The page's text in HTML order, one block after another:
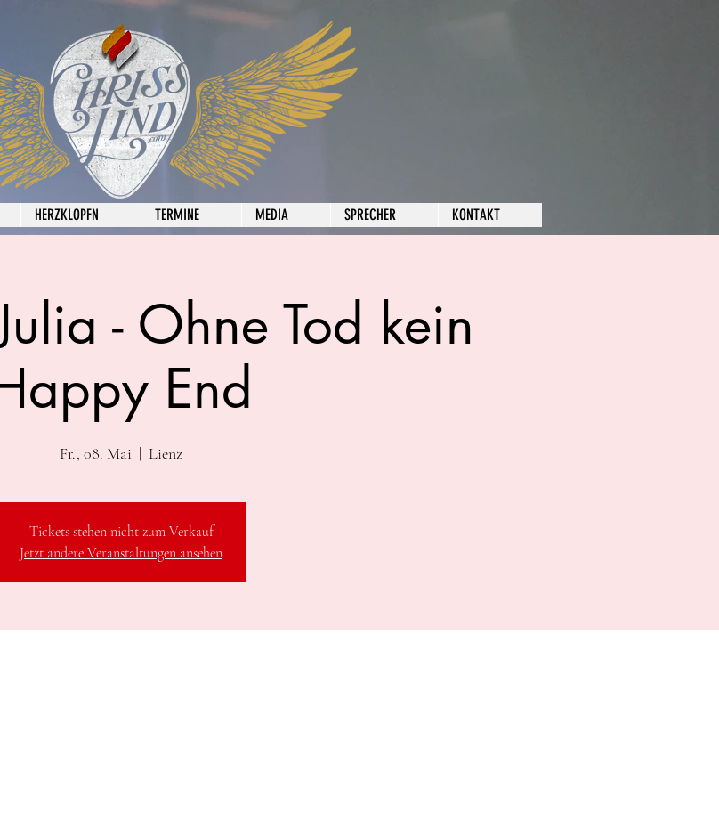
HERZKLOPFN TERMINE MEDIA SPRECHER KONTAKT
- Ohne Tod kein
End
Fr., 08. Mai
  |
Lienz
Tickets stehen nicht zum Verkauf
Jetzt andere Veranstaltungen ansehen